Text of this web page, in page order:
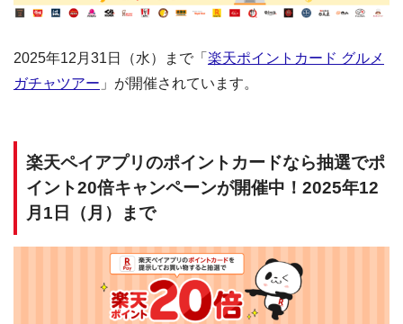
2025年12月31日（水）まで「 楽天ポイントカード グルメ
ガチャツアー 」が開催されています。
楽天ペイアプリのポイントカードなら抽選でポ
イント20倍キャンペーンが開催中！2025年12
月1日（月）まで